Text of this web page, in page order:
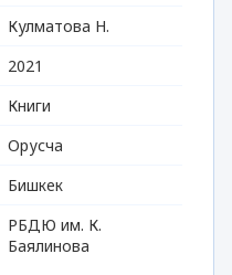
Кулматова Н.
2021
Книги
Орусча
Бишкек
РБДЮ им. К.
Баялинова